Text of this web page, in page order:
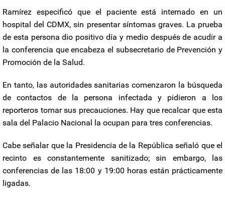
Ramírez especificó que el paciente está internado en un
hospital del CDMX, sin presentar síntomas graves. La prueba
de esta persona dio positivo día y medio después de acudir a
la conferencia que encabeza el subsecretario de Prevención y
Promoción de la Salud.
En tanto, las autoridades sanitarias comenzaron la búsqueda
de contactos de la persona infectada y pidieron a los
reporteros tomar sus precauciones. Hay que recalcar que esta
sala del Palacio Nacional la ocupan para tres conferencias.
Cabe señalar que la Presidencia de la República señaló que el
recinto es constantemente sanitizado; sin embargo, las
conferencias de las 18:00 y 19:00 horas están prácticamente
ligadas.